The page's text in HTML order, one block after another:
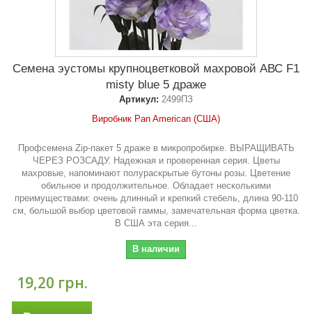
Семена эустомы крупноцветковой махровой АВС F1
misty blue 5 драже
Артикул: 2499ПЗ
Виробник Pan American (США)
Профсемена Zip-пакет 5 драже в микропробирке. ВЫРАЩИВАТЬ
ЧЕРЕЗ РОЗСАДУ. Надежная и проверенная серия. Цветы
махровые, напоминают полураскрытые бутоны розы. Цветение
обильное и продолжительное. Обладает несколькими
преимуществами: очень длинный и крепкий стебель, длина 90-110
см, большой выбор цветовой гаммы, замечательная форма цветка.
В США эта серия...
В наличии
19,20 грн.